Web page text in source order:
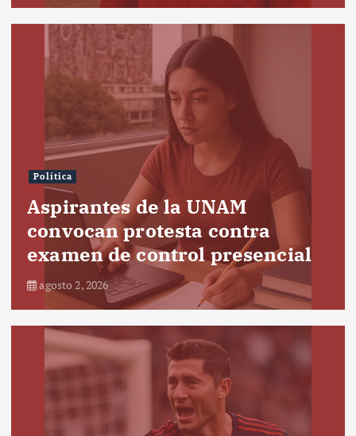
Política
Aspirantes de la UNAM
convocan protesta contra
examen de control presencial
agosto 2, 2026